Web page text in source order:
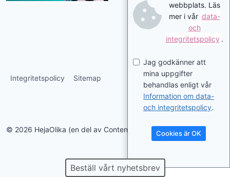
Integritetspolicy Sitemap
© 2026 HejaOlika (en del av Contentverkstan.se)
Beställ vårt nyhetsbrev
webbplats. Läs
mer i vår data-
och
integritetspolicy .
Jag godkänner att
mina uppgifter
behandlas enligt vår
Information om data-
och integritetspolicy.
Cookies är OK